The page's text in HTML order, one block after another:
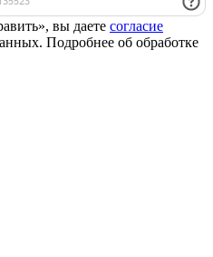
вы даете согласие
Подробнее об обработке